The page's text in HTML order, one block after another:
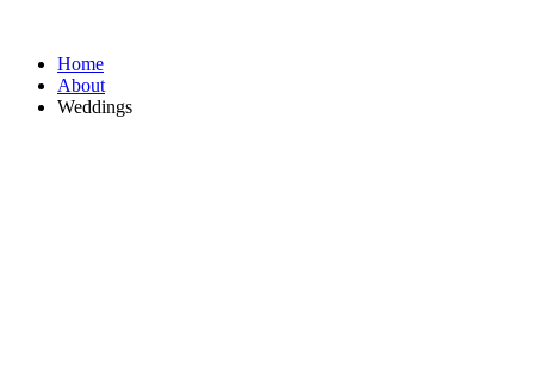
Home
About
Weddings